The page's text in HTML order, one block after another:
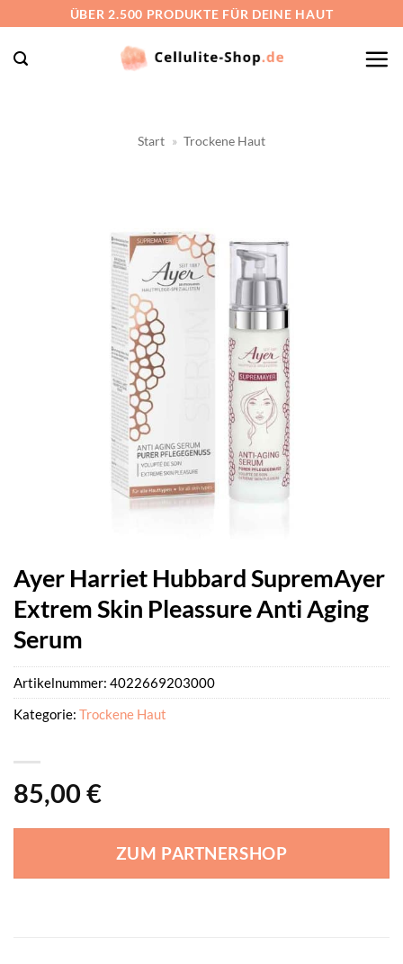
springen
ÜBER 2.500 PRODUKTE FÜR DEINE HAUT
Start » Trockene Haut
Ayer Harriet Hubbard SupremAyer
Extrem Skin Pleassure Anti Aging
Serum
85,00 €
ZUM PARTNERSHOP
Artikelnummer: 4022669203000
Kategorie: Trockene Haut